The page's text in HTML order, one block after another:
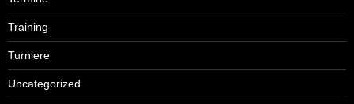
Training
Turniere
Uncategorized